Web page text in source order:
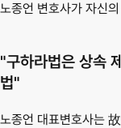
노종언 변호사가 자신
"구하라법은 상속
법"
노종언 대표변호사는